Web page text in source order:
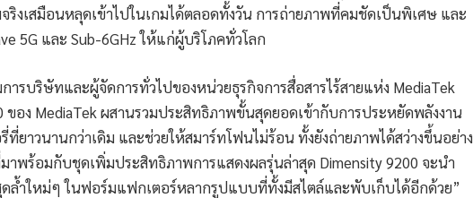
ริงเสมือนหลุดเข้าไปในเกมได้ตลอดทั้งวัน การถ่ายภาพที่คมชัดเป็นพิเศษ และ
5G และ Sub-6GHz ให้แก่ผู้บริโภคทั่วโลก
ารบริษัทและผู้จัดการทั่วไปของหน่วยธุรกิจการสื่อสารไร้สายแห่ง MediaTek
ของ MediaTek ผสานรวมประสิทธิภาพขั้นสุดยอดเข้ากับการประหยัดพลังงาน
ที่ยาวนานกว่าเดิม และช่วยให้สมาร์ทโฟนไม่ร้อน ทั้งยังถ่ายภาพได้สว่างขึ้นอย่าง
าพร้อมกับชุดเพิ่มประสิทธิภาพการแสดงผลรุ่นล่าสุด Dimensity 9200 จะนำ
ำใหม่ๆ ในฟอร์มแฟกเตอร์หลากรูปแบบที่ทั้งมีสไตล์และพับเก็บได้อีกด้วย”